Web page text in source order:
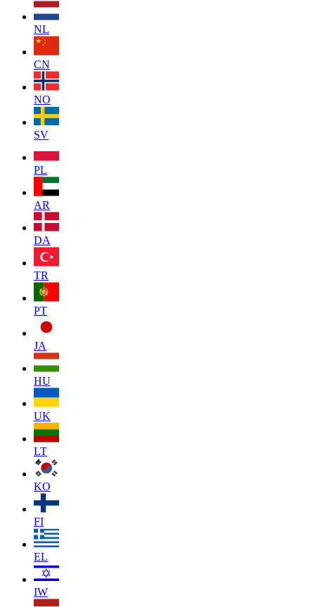
NL
CN
NO
SV
PL
AR
DA
TR
PT
JA
HU
UK
LT
KO
FI
EL
IW